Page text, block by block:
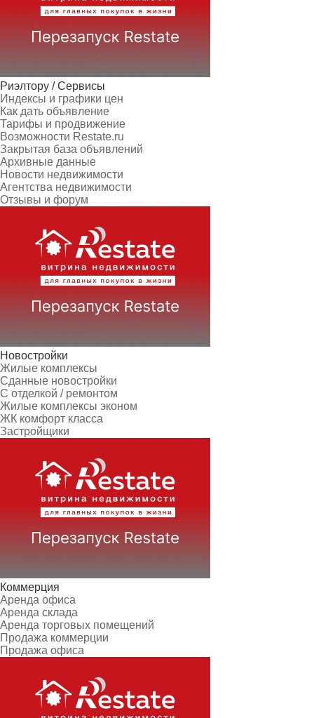
Риэлтору / Сервисы
Индексы и графики цен
Как дать объявление
Тарифы и продвижение
Возможности Restate.ru
Закрытая база объявлений
Архивные данные
Новости недвижимости
Агентства недвижимости
Отзывы и форум
Новостройки
Жилые комплексы
Сданные новостройки
С отделкой / ремонтом
Жилые комплексы эконом
ЖК комфорт класса
Застройщики
Коммерция
Аренда офиса
Аренда склада
Аренда торговых помещений
Продажа коммерции
Продажа офиса